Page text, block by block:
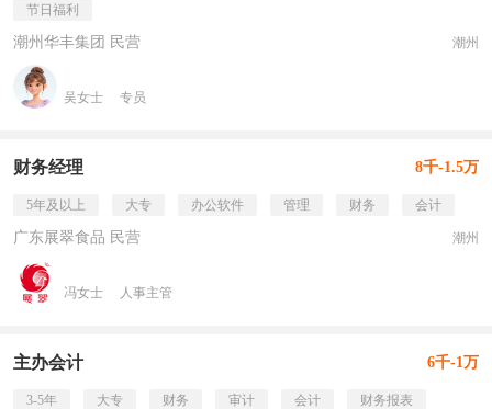
节日福利
潮州华丰集团 民营 潮州
吴女士 专员
财务经理 8千-1.5万
5年及以上 大专 办公软件 管理 财务 会计
广东展翠食品 民营 潮州
冯女士 人事主管
主办会计 6千-1万
3-5年 大专 财务 审计 会计 财务报表